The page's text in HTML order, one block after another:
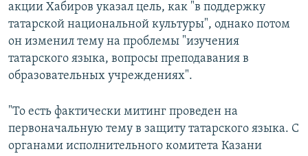
акции Хабиров указал цель, как "в поддержку
татарской национальной культуры", однако потом
он изменил тему на проблемы "изучения
татарского языка, вопросы преподавания в
образовательных учреждениях".
"То есть фактически митинг проведен на
первоначальную тему в защиту татарского языка. С
органами исполнительного комитета Казани